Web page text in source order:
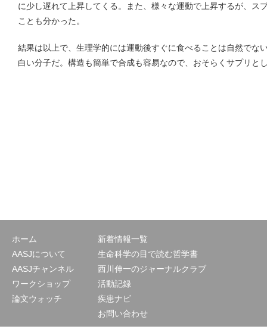
に少し遅れて上昇してくる。また、様々な運動で上昇するが、ス
ことも分かった。
結果は以上で、生理学的には運動後すぐに食べることは自然でな
白い分子だ。構造も簡単で合成も容易なので、おそらくサプリと
ホーム
AASJについて
AASJチャンネル
ワークショップ
論文ウォッチ
新着情報一覧
生命科学の目で読む哲学書
西川伸一のジャーナルクラブ
活動記録
疾患ナビ
お問い合わせ